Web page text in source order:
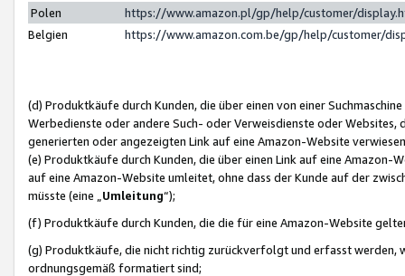
Polen
https://www.amazon.pl/gp/help/customer/
Belgien
https://www.amazon.com.be/gp/help/customer/
(d) Produktkäufe durch Kunden, die über einen von einer
Werbedienste oder andere Such- oder Verweisdienste oder Websites,
generierten oder angezeigten Link auf eine Amazon-Website
(e) Produktkäufe durch Kunden, die über einen Link auf eine
auf eine Amazon-Website umleitet, ohne dass der Kunde auf der
müsste (eine „ Umleitung“);
(f) Produktkäufe durch Kunden, die die für eine Amazon-Website
(g) Produktkäufe, die nicht richtig zurückverfolgt und erfasst werden,
ordnungsgemäß formatiert sind;